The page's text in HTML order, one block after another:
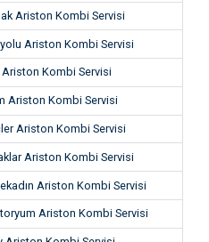
Ariston Kombi Servisi
Ariston Kombi Servisi
Ariston Kombi Servisi
Ariston Kombi Servisi
Ariston Kombi Servisi
Ariston Kombi Servisi
Ariston Kombi Servisi
Ariston Kombi Servisi